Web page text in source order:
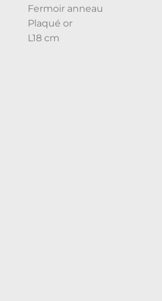
Fermoir anneau
Plaqué or
L18 cm